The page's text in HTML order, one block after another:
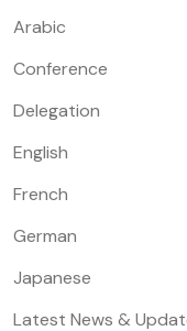
Arabic
Conference
Delegation
English
French
German
Japanese
Latest News &